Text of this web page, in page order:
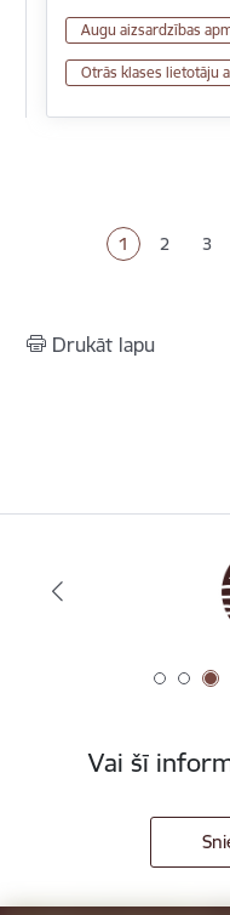
Augu aizsardzības
Otrās klases lietotāju
Pašreizējā lapa
1 Lapa
2 Lapa
3
Drukāt lapu
Vai šī